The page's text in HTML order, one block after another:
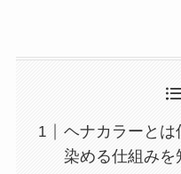
ヘナカラーと
染める仕組みを